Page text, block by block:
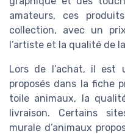
amateurs, ces
collection, avec un
l’artiste et la qualité de
Lors de l’achat, il est
proposés dans la fiche
toile animaux, la
livraison. Certains
murale d’animaux